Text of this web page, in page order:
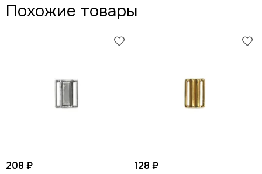
Похожие товары
208 ₽ 128 ₽